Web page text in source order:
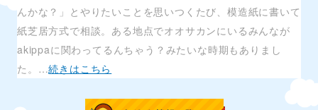
んかな？」とやりたいことを思いつくたび、模造紙に書いて
紙芝居方式で相談。ある地点でオオサカンにいるみんなが
akippaに関わってるんちゃう？みたいな時期もありまし
た。…続きはこちら